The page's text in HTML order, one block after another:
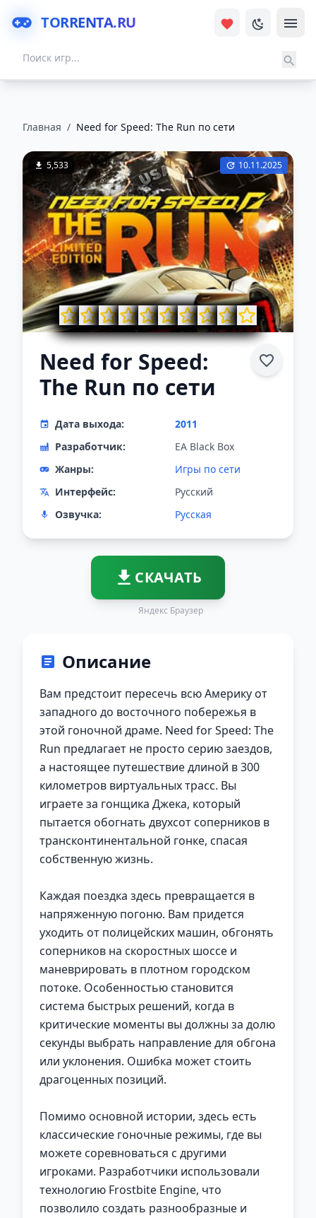
TORRENTA.RU
Главная / Need for Speed: The Run по сети
5,533 10.11.2025
Need for Speed:
The Run по сети
Дата выхода:
2011
Разработчик:
EA Black Box
Жанры:
Игры по сети
Интерфейс:
Русский
Озвучка:
Русская
СКАЧАТЬ
Яндекс Браузер
Описание
Вам предстоит пересечь всю Америку от
западного до восточного побережья в
этой гоночной драме. Need for Speed: The
Run предлагает не просто серию заездов,
а настоящее путешествие длиной в 300
километров виртуальных трасс. Вы
играете за гонщика Джека, который
пытается обогнать двухсот соперников в
трансконтинентальной гонке, спасая
собственную жизнь.
Каждая поездка здесь превращается в
напряженную погоню. Вам придется
уходить от полицейских машин, обгонять
соперников на скоростных шоссе и
маневрировать в плотном городском
потоке. Особенностью становится
система быстрых решений, когда в
критические моменты вы должны за долю
секунды выбрать направление для обгона
или уклонения. Ошибка может стоить
драгоценных позиций.
Помимо основной истории, здесь есть
классические гоночные режимы, где вы
можете соревноваться с другими
игроками. Разработчики использовали
технологию Frostbite Engine, что
позволило создать разнообразные и